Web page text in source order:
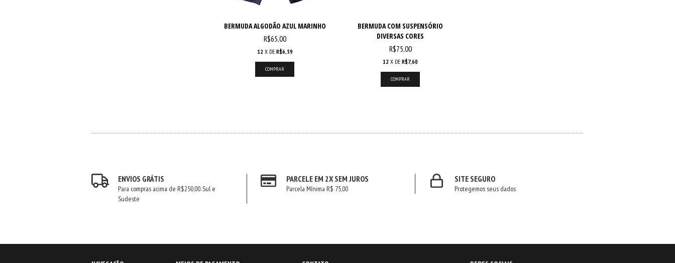
BERMUDA ALGODÃO AZUL MARINHO
R$65,00
12 X DE R$6,59
COMPRAR
BERMUDA COM SUSPENSÓRIO
DIVERSAS CORES
R$75,00
12 X DE R$7,60
COMPRAR
ENVIOS GRÁTIS
Para compras acima de R$250,00. Sul e
Sudeste
PARCELE EM 2X SEM JUROS
Parcela Mínima R$ 75,00
SITE SEGURO
Protegemos seus dados